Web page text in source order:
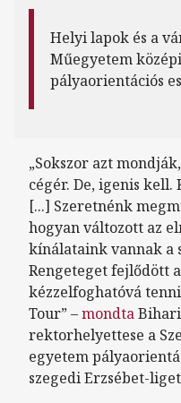
Helyi lapok és a
Műegyetem
pályaorientációs
„Sokszor azt
cégér. De, igenis
[...] Szeretnénk
hogyan változott az
kínálataink vannak a
Rengeteget fejlődött
kézzelfoghatóvá
Tour” –mondta
rektorhelyettese a
egyetem
szegedi Erzsébet-